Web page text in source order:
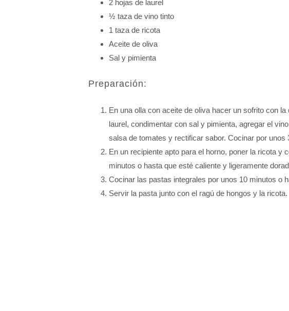
2 hojas de laurel
½ taza de vino tinto
1 taza de ricota
Aceite de oliva
Sal y pimienta
Preparación:
En una olla con aceite de oliva hacer un sofrito con
laurel, condimentar con sal y pimienta, agregar el
salsa de tomates y rectificar sabor. Cocinar por unos
En un recipiente apto para el horno, poner la ricota y
minutos o hasta que esté caliente y ligeramente
Cocinar las pastas integrales por unos 10 minutos o
Servir la pasta junto con el ragú de hongos y la ricota.